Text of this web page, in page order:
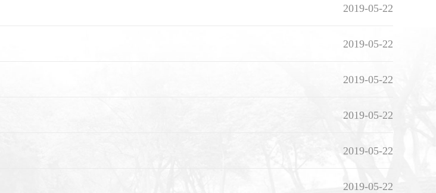
2019-05-22
2019-05-22
2019-05-22
2019-05-22
2019-05-22
2019-05-22